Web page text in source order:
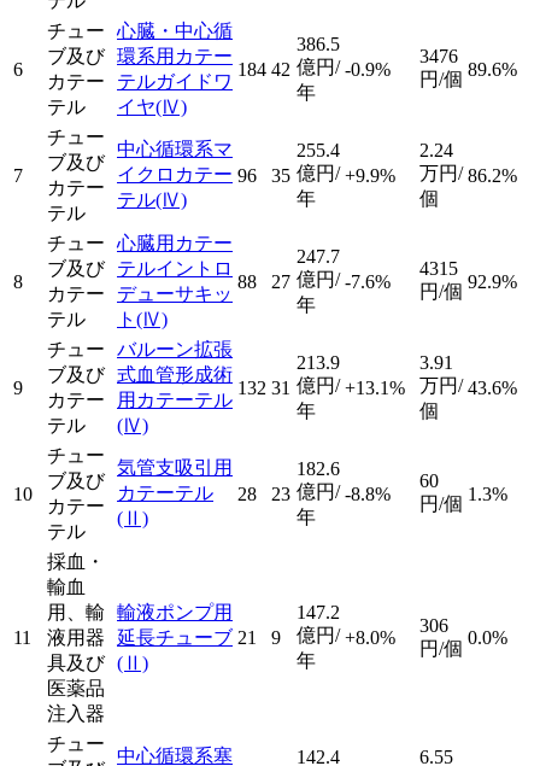
6
チュー
ブ及び
カテー
テル
心臓・中心循
環系用カテー
テルガイドワ
イヤ(Ⅳ)
184 42
386.5
億円/
年
-0.9%
3476
円/個 89.6%
7
チュー
ブ及び
カテー
テル
中心循環系マ
イクロカテー
テル(Ⅳ)
96 35
255.4
億円/
年
+9.9%
2.24
万円/
個
86.2%
8
チュー
ブ及び
カテー
テル
心臓用カテー
テルイントロ
デューサキッ
ト (Ⅳ)
88 27
247.7
億円/
年
-7.6%
4315
円/個 92.9%
9
チュー
ブ及び
カテー
テル
バルーン拡張
式血管形成術
用カテーテル
(Ⅳ)
132 31
213.9
億円/
年
+13.1%
3.91
万円/
個
43.6%
10
チュー
ブ及び
カテー
テル
気管支吸引用
カテーテル
(Ⅱ)
28 23
182.6
億円/
年
-8.8%
60
円/個 1.3%
11
採血・
輸血
用、輸
液用器
具及び
医薬品
注入器
輸液ポンプ用
延長チューブ
(Ⅱ)
21 9
147.2
億円/
年
+8.0%
306
円/個
0.0%
チュー
中心循環系塞 142.4 6.55